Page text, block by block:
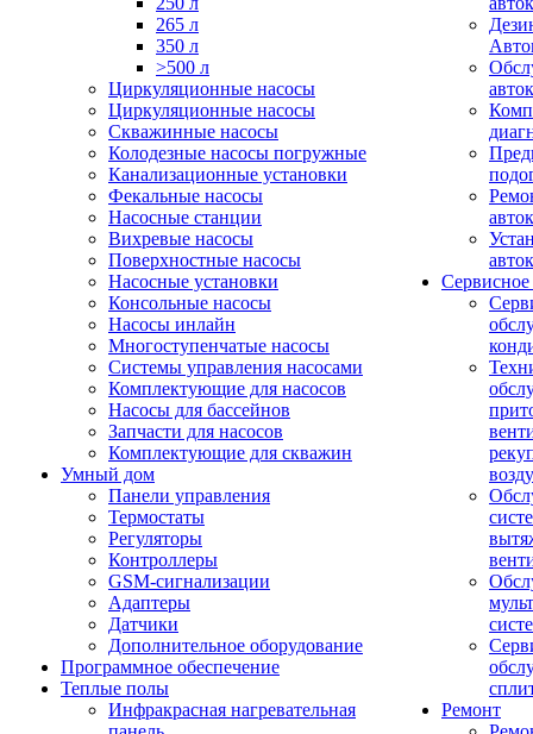
265 л
350 л
>500 л
Циркуляционные насосы
Циркуляционные насосы
Скважинные насосы
Колодезные насосы погружные
Канализационные установки
Фекальные насосы
Насосные станции
Вихревые насосы
Поверхностные насосы
Насосные установки
Консольные насосы
Насосы инлайн
Многоступенчатые насосы
Системы управления насосами
Комплектующие для насосов
Насосы для бассейнов
Запчасти для насосов
Комплектующие для скважин
Умный дом
Панели управления
Термостаты
Регуляторы
Контроллеры
GSM-сигнализации
Адаптеры
Датчики
Дополнительное оборудование
Программное обеспечение
Теплые полы
Инфракрасная нагревательная
Ремонт